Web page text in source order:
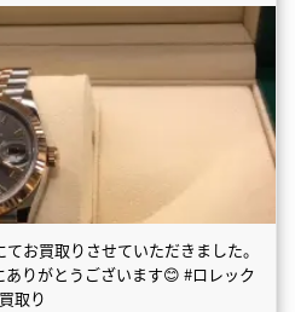
お買取りさせていただきました。
りがとうございます😊 #ロレック
取り